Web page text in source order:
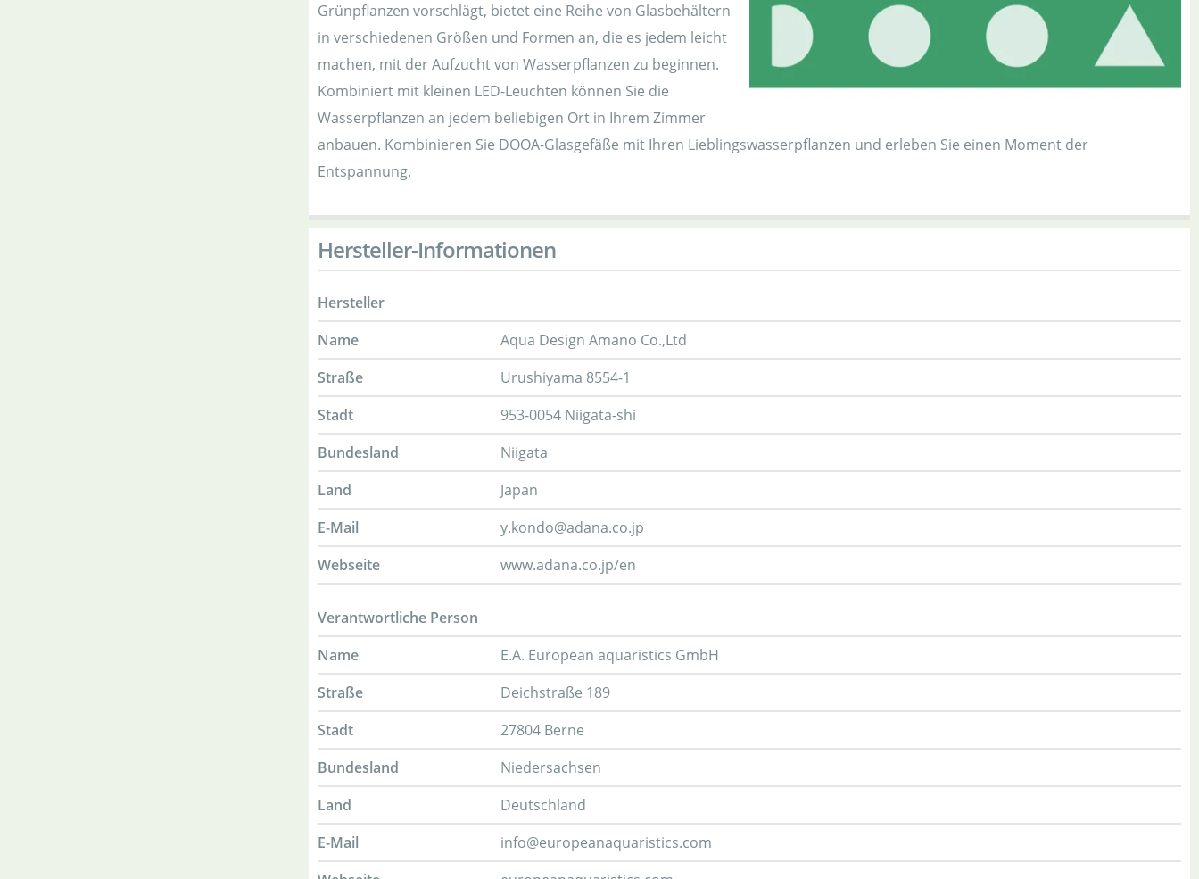
Grünpflanzen vorschlägt, bietet eine Reihe von Glasbehältern
in verschiedenen Größen und Formen an, die es jedem leicht
machen, mit der Aufzucht von Wasserpflanzen zu beginnen.
Kombiniert mit kleinen LED-Leuchten können Sie die
Wasserpflanzen an jedem beliebigen Ort in Ihrem Zimmer
anbauen. Kombinieren Sie DOOA-Glasgefäße mit Ihren Lieblingswasserpflanzen und erleben Sie einen Moment der
Entspannung.
Hersteller-Informationen
Hersteller
Name
Aqua Design Amano Co.,Ltd
Straße
Urushiyama 8554-1
Stadt
953-0054 Niigata-shi
Bundesland
Niigata
Land
Japan
E-Mail
y.kondo@adana.co.jp
Webseite
www.adana.co.jp/en
Verantwortliche Person
Name
E.A. European aquaristics GmbH
Straße
Deichstraße 189
Stadt
27804 Berne
Bundesland
Niedersachsen
Land
Deutschland
E-Mail
info@europeanaquaristics.com